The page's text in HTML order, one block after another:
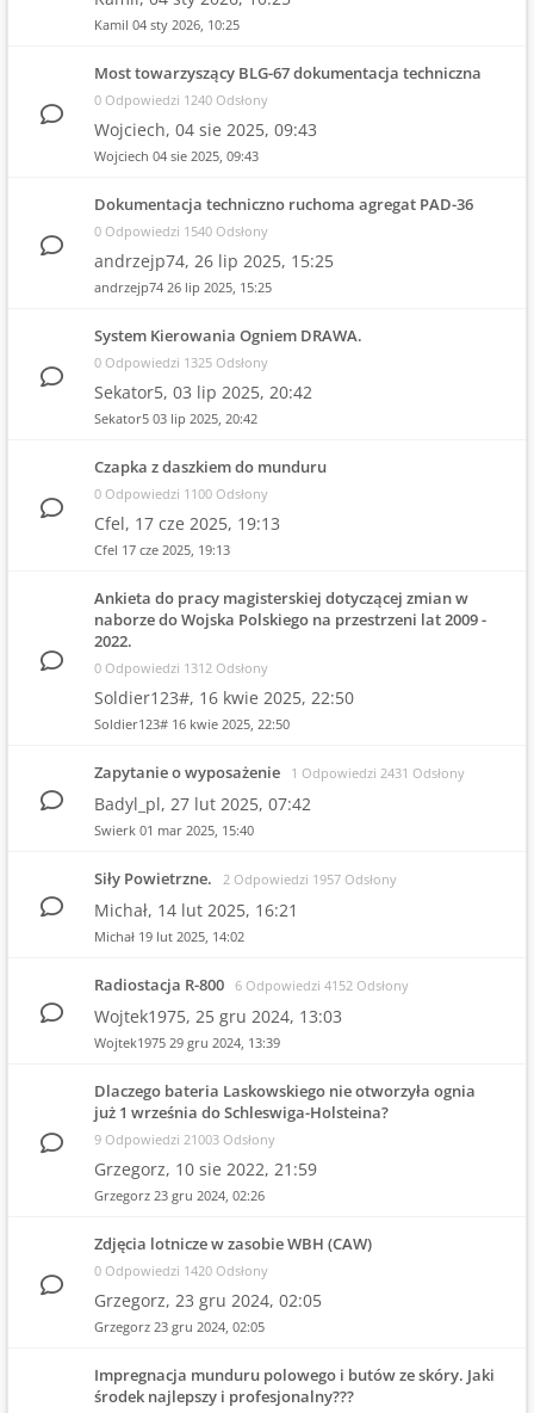
Kamil 04 sty 2026, 10:25
Most towarzyszący BLG-67 dokumentacja techniczna
0 Odpowiedzi 1240 Odsłony
Wojciech, 04 sie 2025, 09:43
Wojciech 04 sie 2025, 09:43
Dokumentacja techniczno ruchoma agregat PAD-36
0 Odpowiedzi 1540 Odsłony
andrzejp74, 26 lip 2025, 15:25
andrzejp74 26 lip 2025, 15:25
System Kierowania Ogniem DRAWA.
0 Odpowiedzi 1325 Odsłony
Sekator5, 03 lip 2025, 20:42
Sekator5 03 lip 2025, 20:42
Czapka z daszkiem do munduru
0 Odpowiedzi 1100 Odsłony
Cfel, 17 cze 2025, 19:13
Cfel 17 cze 2025, 19:13
Ankieta do pracy magisterskiej dotyczącej zmian w
naborze do Wojska Polskiego na przestrzeni lat 2009 -
2022.
0 Odpowiedzi 1312 Odsłony
Soldier123#, 16 kwie 2025, 22:50
Soldier123# 16 kwie 2025, 22:50
Zapytanie o wyposażenie 1 Odpowiedzi 2431 Odsłony
Badyl_pl, 27 lut 2025, 07:42
Swierk 01 mar 2025, 15:40
Siły Powietrzne. 2 Odpowiedzi 1957 Odsłony
Michał, 14 lut 2025, 16:21
Michał 19 lut 2025, 14:02
Radiostacja R-800 6 Odpowiedzi 4152 Odsłony
Wojtek1975, 25 gru 2024, 13:03
Wojtek1975 29 gru 2024, 13:39
Dlaczego bateria Laskowskiego nie otworzyła ognia
już 1 września do Schleswiga-Holsteina?
9 Odpowiedzi 21003 Odsłony
Grzegorz, 10 sie 2022, 21:59
Grzegorz 23 gru 2024, 02:26
Zdjęcia lotnicze w zasobie WBH (CAW)
0 Odpowiedzi 1420 Odsłony
Grzegorz, 23 gru 2024, 02:05
Grzegorz 23 gru 2024, 02:05
Impregnacja munduru polowego i butów ze skóry. Jaki
środek najlepszy i profesjonalny???